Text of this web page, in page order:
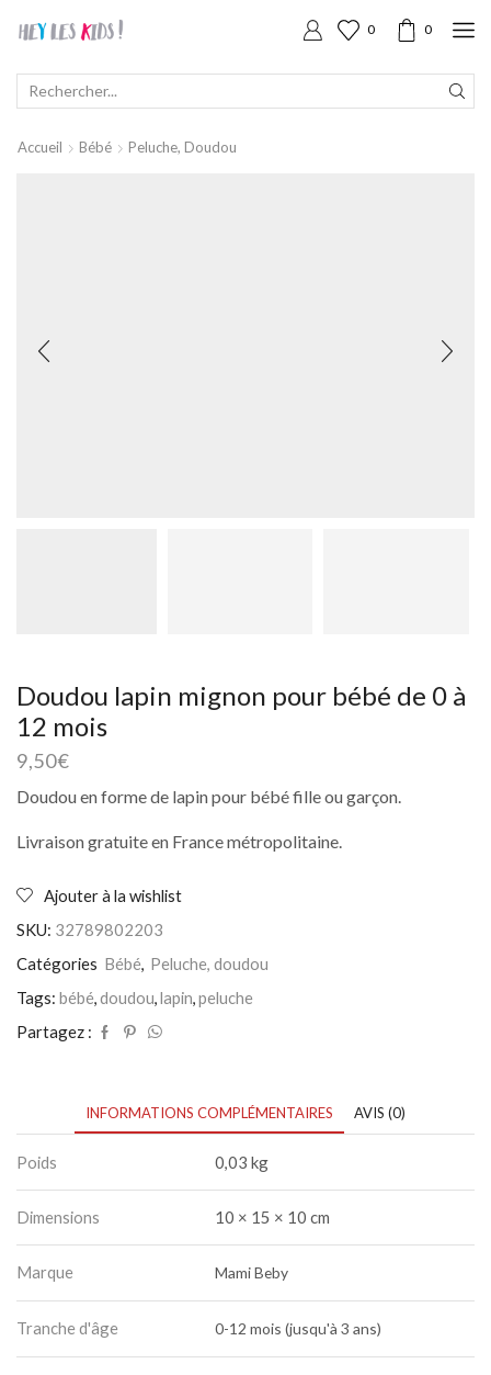
0 0
Accueil Bébé Peluche, Doudou
Doudou lapin mignon pour bébé de 0 à
12 mois
9,50€
Doudou en forme de lapin pour bébé fille ou garçon.
Livraison gratuite en France métropolitaine.
Ajouter à la wishlist
SKU: 32789802203
Catégories Bébé, Peluche, doudou
Tags: bébé,doudou,lapin,peluche
Partagez :
INFORMATIONS COMPLÉMENTAIRES AVIS (0)
Poids 0,03 kg
Dimensions 10 × 15 × 10 cm
Marque Mami Beby
Tranche d'âge 0-12 mois (jusqu'à 3 ans)